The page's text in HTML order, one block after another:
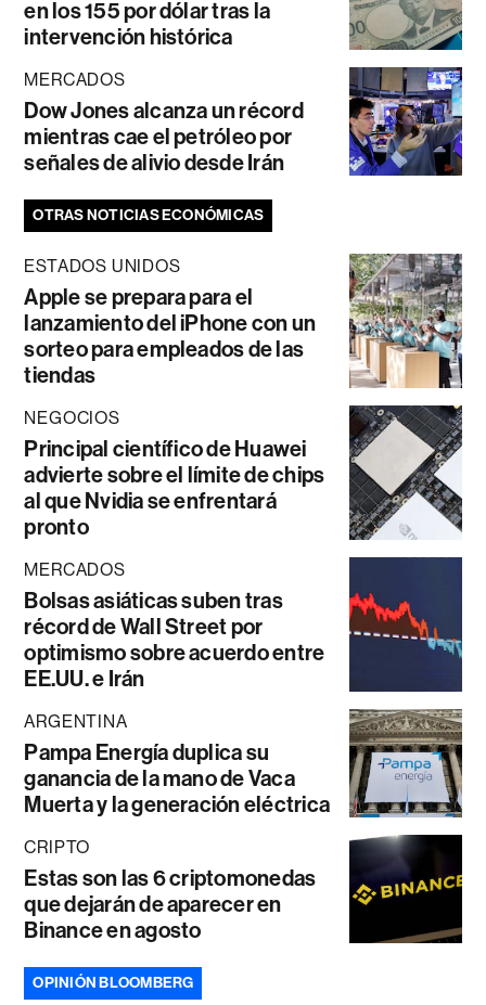
en los 155 por dólar tras la
intervención histórica
MERCADOS
Dow Jones alcanza un récord
mientras cae el petróleo por
señales de alivio desde Irán
OTRAS NOTICIAS ECONÓMICAS
ESTADOS UNIDOS
Apple se prepara para el
lanzamiento del iPhone con un
sorteo para empleados de las
tiendas
NEGOCIOS
Principal científico de Huawei
advierte sobre el límite de chips
al que Nvidia se enfrentará
pronto
MERCADOS
Bolsas asiáticas suben tras
récord de Wall Street por
optimismo sobre acuerdo entre
EE.UU. e Irán
ARGENTINA
Pampa Energía duplica su
ganancia de la mano de Vaca
Muerta y la generación eléctrica
CRIPTO
Estas son las 6 criptomonedas
que dejarán de aparecer en
Binance en agosto
OPINIÓN BLOOMBERG